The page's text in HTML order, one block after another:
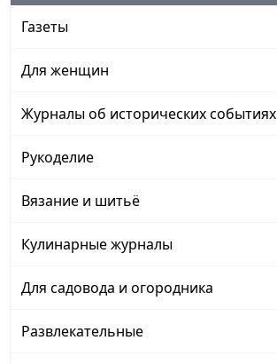
Газеты
Для женщин
Журналы об исторических событиях
Рукоделие
Вязание и шитьё
Кулинарные журналы
Для садовода и огородника
Развлекательные